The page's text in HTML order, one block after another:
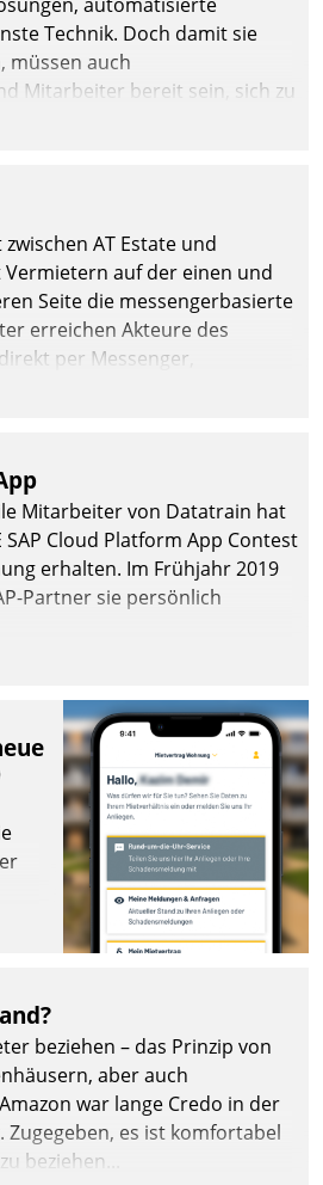
Technik. Doch damit sie
müssen auch
Mitarbeiter bereit sein, sich zu
sonst werden sie an ihr
AT Estate und
auf der einen und
Seite die messengerbasierte
erreichen Akteure des
per Messenger,
empfangen oder
Mitarbeiter von Datatrain hat
SAP Cloud Platform App Contest
erhalten. Im Frühjahr 2019
Partner sie persönlich
beziehen – das Prinzip von
aber auch
war lange Credo in der
es ist komfortabel
beziehen...